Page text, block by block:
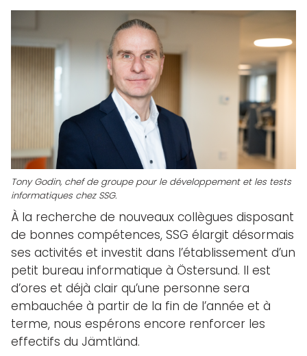
Tony Godin, chef de groupe pour le développement et les tests
informatiques chez SSG.
À la recherche de nouveaux collègues disposant
de bonnes compétences, SSG élargit désormais
ses activités et investit dans l’établissement d’un
petit bureau informatique à Östersund. Il est
d’ores et déjà clair qu’une personne sera
embauchée à partir de la fin de l’année et à
terme, nous espérons encore renforcer les
effectifs du Jämtländ.